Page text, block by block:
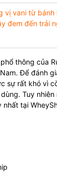
vị vani từ bánh
đem đến trải
thông của
Để đánh
sự rất khó vì
Tuy
nhất tại